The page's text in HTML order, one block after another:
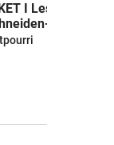
I Lesegitter I
kleben